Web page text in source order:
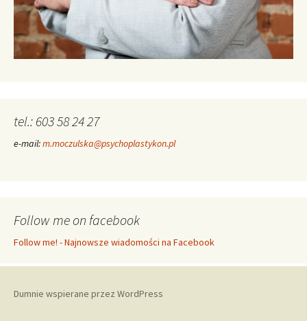
tel.: 603 58 24 27
e-mail:m.moczulska@psychoplastykon.pl
Follow me on facebook
Follow me! - Najnowsze wiadomości na Facebook
Dumnie wspierane przez WordPress